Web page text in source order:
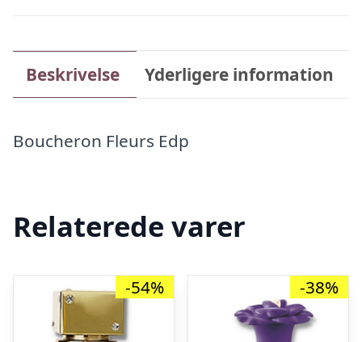
Beskrivelse Yderligere information
Boucheron Fleurs Edp
Relaterede varer
-54% -38%